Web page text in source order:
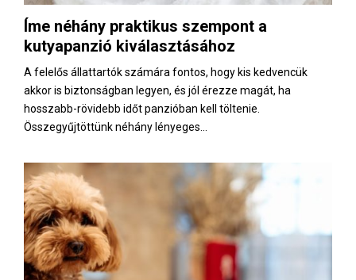
Íme néhány praktikus szempont a
kutyapanzió kiválasztásához
A felelős állattartók számára fontos, hogy kis kedvencük
akkor is biztonságban legyen, és jól érezze magát, ha
hosszabb-rövidebb időt panzióban kell töltenie.
Összegyűjtöttünk néhány lényeges...